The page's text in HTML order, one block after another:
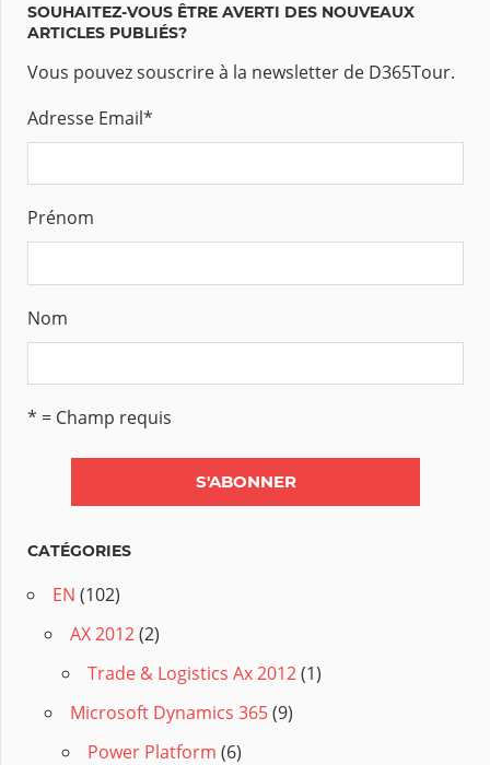
SOUHAITEZ-VOUS ÊTRE AVERTI DES NOUVEAUX
ARTICLES PUBLIÉS?
Vous pouvez souscrire à la newsletter de D365Tour.
Adresse Email*
Prénom
Nom
* = Champ requis
CATÉGORIES
EN (102)
AX 2012(2)
Trade & Logistics Ax 2012(1)
Microsoft Dynamics 365(9)
Power Platform (6)